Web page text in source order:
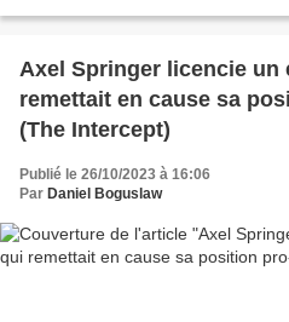
Axel Springer licencie un
remettait en cause sa
(The Intercept)
Publié le 26/10/2023 à 16:06
Par Daniel Boguslaw